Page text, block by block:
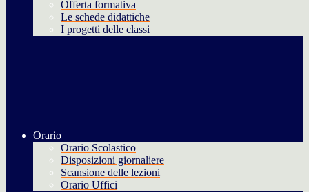
Offerta formativa
Le schede didattiche
I progetti delle classi
Orario
Orario Scolastico
Disposizioni giornaliere
Scansione delle lezioni
Orario Uffici